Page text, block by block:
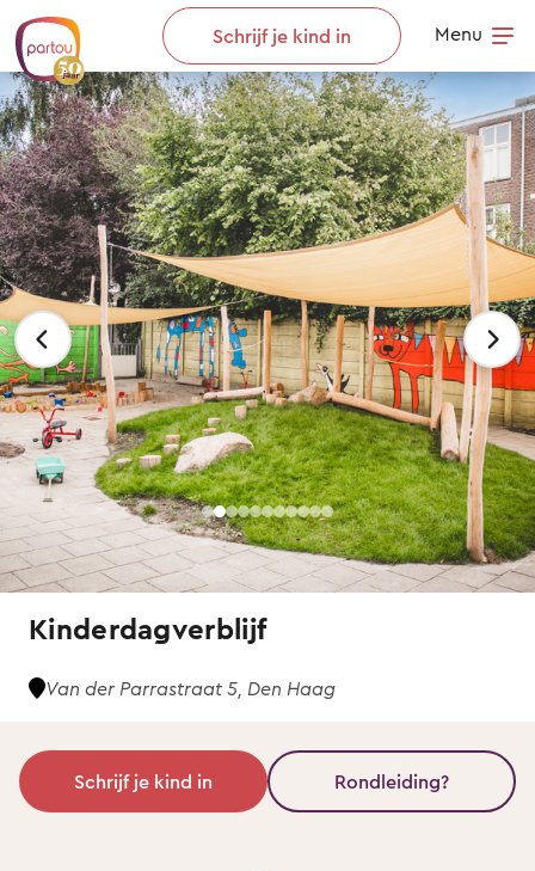
Skip to content
Schrijf je kind in
Menu
Kinderdagverblijf
Van der Parrastraat 5, Den Haag
Schrijf je kind in Rondleiding?